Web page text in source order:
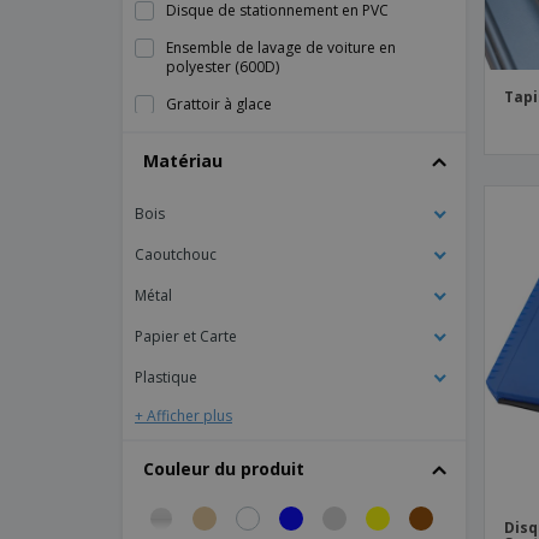
Disque de stationnement en PVC
Ensemble de lavage de voiture en
polyester (600D)
Grattoir à glace
stationnement
gr/m²)
(600D)
Outil de survie ABS 6 en 1
Pare-soleil de voiture
Sac distributeur de gel de voiture
Matériau
Bois
Caoutchouc
Métal
Papier et Carte
Plastique
+ Afficher plus
Couleur du produit